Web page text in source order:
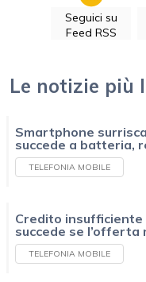
Seguici su
Feed RSS
Le notizie più
Smartphone
succede a batteria,
TELEFONIA MOBILE
Credito insufficiente
succede se l’offerta
TELEFONIA MOBILE